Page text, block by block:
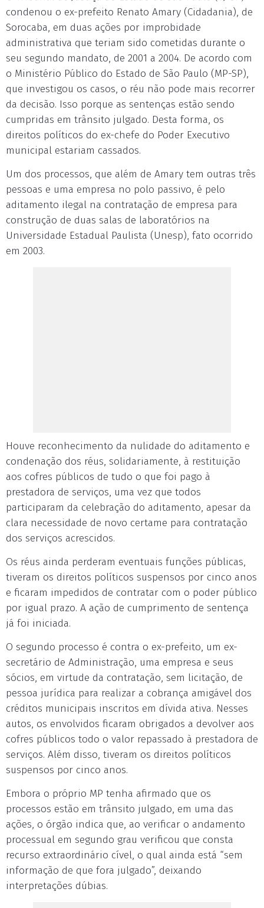
condenou o ex-prefeito Renato Amary (Cidadania), de
Sorocaba, em duas ações por improbidade
administrativa que teriam sido cometidas durante o
seu segundo mandato, de 2001 a 2004. De acordo com
o Ministério Público do Estado de São Paulo (MP-SP),
que investigou os casos, o réu não pode mais recorrer
da decisão. Isso porque as sentenças estão sendo
cumpridas em trânsito julgado. Desta forma, os
direitos políticos do ex-chefe do Poder Executivo
municipal estariam cassados.
Um dos processos, que além de Amary tem outras três
pessoas e uma empresa no polo passivo, é pelo
aditamento ilegal na contratação de empresa para
construção de duas salas de laboratórios na
Universidade Estadual Paulista (Unesp), fato ocorrido
em 2003.
Houve reconhecimento da nulidade do aditamento e
condenação dos réus, solidariamente, à restituição
aos cofres públicos de tudo o que foi pago à
prestadora de serviços, uma vez que todos
participaram da celebração do aditamento, apesar da
clara necessidade de novo certame para contratação
dos serviços acrescidos.
Os réus ainda perderam eventuais funções públicas,
tiveram os direitos políticos suspensos por cinco anos
e ficaram impedidos de contratar com o poder público
por igual prazo. A ação de cumprimento de sentença
já foi iniciada.
O segundo processo é contra o ex-prefeito, um ex-
secretário de Administração, uma empresa e seus
sócios, em virtude da contratação, sem licitação, de
pessoa jurídica para realizar a cobrança amigável dos
créditos municipais inscritos em dívida ativa. Nesses
autos, os envolvidos ficaram obrigados a devolver aos
cofres públicos todo o valor repassado à prestadora de
serviços. Além disso, tiveram os direitos políticos
suspensos por cinco anos.
Embora o próprio MP tenha afirmado que os
processos estão em trânsito julgado, em uma das
ações, o órgão indica que, ao verificar o andamento
processual em segundo grau verificou que consta
recurso extraordinário cível, o qual ainda está “sem
informação de que fora julgado”, deixando
interpretações dúbias.